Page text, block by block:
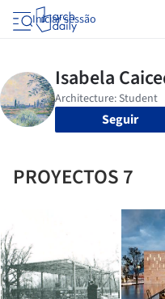
Iniciar sessão
Seguir
PROYECTOS 7